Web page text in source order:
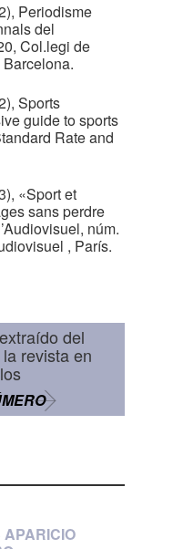
Periodisme
del
Col.legi de
Sports
guide to sports
Rate and
«Sport et
sans perdre
núm.
, París.
del
revista en
APARICIO